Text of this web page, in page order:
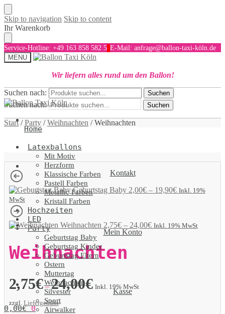
Skip to navigation Skip to content
Ihr Warenkorb
Service-Hotline: +49 163 858 582 5 E-Mail: anfrage@ballon-taxi-köln.de
MENU
Wir liefern alles rund um den Ballon!
Suchen nach: Suchen
Kontakt
Mein Konto
Kasse
0,00€ 0
Suchen nach: Suchen
Home
Latexballons
Mit Motiv
Herzform
Klassische Farben
Pastell Farben
Metallic Farben
Kristall Farben
Hochzeiten
LED
Party
Geburtstag Baby
Geburtstag Kinder
Geburtstag Eltern
Ostern
Muttertag
Weihnachten
Silvester
Sport
Airwalker
Start /Party /Weihnachten /Weihnachten
Geburtstag Baby 2,00€– 19,90€ Inkl. 19%
MwSt
Weihnachten 2,75€– 24,00€ Inkl. 19% MwSt
Weihnachten
2,75€–24,00€ Inkl. 19% MwSt
zzgl. Liefergebühr